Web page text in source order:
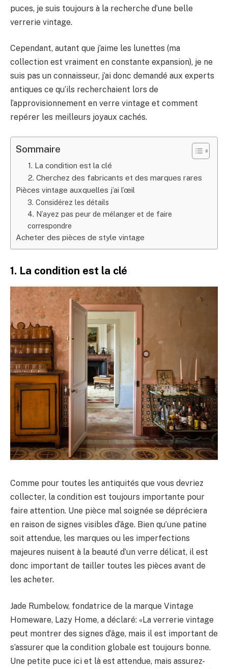
puces, je suis toujours à la recherche d’une belle
verrerie vintage.
Cependant, autant que j’aime les lunettes (ma
collection est vraiment en constante expansion), je ne
suis pas un connaisseur, j’ai donc demandé aux experts
antiques ce qu’ils recherchaient lors de
l’approvisionnement en verre vintage et comment
repérer les meilleurs joyaux cachés.
Sommaire
1. La condition est la clé
2. Cherchez des fabricants et des marques rares
Pièces vintage auxquelles j’ai l’œil
3. Considérez les détails
4. N’ayez pas peur de mélanger et de faire
correspondre
Acheter des pièces de style vintage
1. La condition est la clé
Comme pour toutes les antiquités que vous devriez
collecter, la condition est toujours importante pour
faire attention. Une pièce mal soignée se dépréciera
en raison de signes visibles d’âge. Bien qu’une patine
soit attendue, les marques ou les imperfections
majeures nuisent à la beauté d’un verre délicat, il est
donc important de tailler toutes les pièces avant de
les acheter.
Jade Rumbelow, fondatrice de la marque Vintage
Homeware, Lazy Home, a déclaré: «La verrerie vintage
peut montrer des signes d’âge, mais il est important de
s’assurer que la condition globale est toujours bonne.
Une petite puce ici et là est attendue, mais assurez-